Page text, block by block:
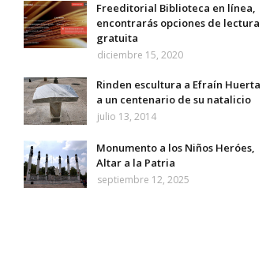
Freeditorial Biblioteca en línea,
encontrarás opciones de lectura
gratuita
diciembre 15, 2020
Rinden escultura a Efraín Huerta
a un centenario de su natalicio
julio 13, 2014
Monumento a los Niños Heróes,
Altar a la Patria
septiembre 12, 2025